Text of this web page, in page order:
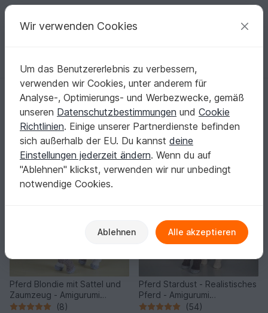
Deine kreativen Ideen
Deutsch | € (EUR) einloggen Kostenlos registrieren
SaphirhaseDesign
Verifiziert Top Autor 5k
215 Bewertungen
Kontakt | Folgen |
Sortieren / Filter
Pferd Blondie mit Sattel und
Zaumzeug - Amigurumi
Häkelanleitung
(8)
Pferd Stardust - Realistisches
Pferd - Amigurumi
Häkelanleitung
(54)
Wir verwenden Cookies
Um das Benutzererlebnis zu verbessern,
verwenden wir Cookies, unter anderem für
Analyse-, Optimierungs- und Werbezwecke, gemäß
unseren Datenschutzbestimmungen und Cookie
Richtlinien. Einige unserer Partnerdienste befinden
sich außerhalb der EU. Du kannst deine
Einstellungen jederzeit ändern. Wenn du auf
"Ablehnen" klickst, verwenden wir nur unbedingt
notwendige Cookies.
Ablehnen Alle akzeptieren